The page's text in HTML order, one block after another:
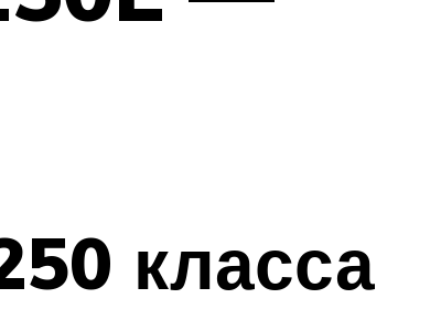
класса